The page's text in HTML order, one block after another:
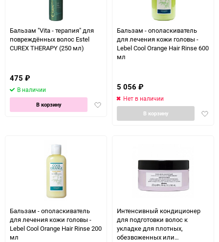
Бальзам "Vita - терапия" для
повреждённых волос Estel
CUREX THERAPY (250 мл)
475 ₽
В наличии
Добавить
избранное
В корзину
Бальзам - ополаскиватель
для лечения кожи головы -
Lebel Cool Orange Hair Rinse 600
мл
5 056 ₽
Нет в наличии
В корзину
Бальзам - ополаскиватель
для лечения кожи головы -
Lebel Cool Orange Hair Rinse 200
мл
Интенсивный кондиционер
для подготовки волос к
укладке для плотных,
обезвоженных или